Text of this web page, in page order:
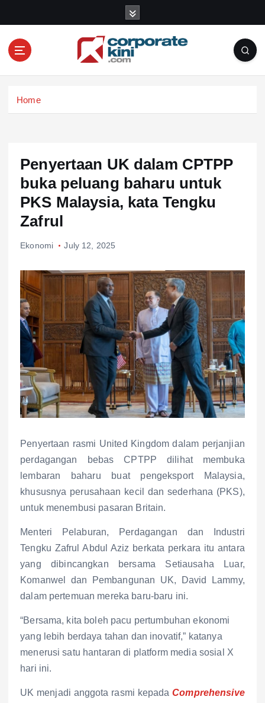
o
Home
Penyertaan UK dalam CPTPP
buka peluang baharu untuk
PKS Malaysia, kata Tengku
Zafrul
Ekonomi July 12, 2025
Penyertaan rasmi United Kingdom dalam perjanjian
perdagangan bebas CPTPP dilihat membuka
lembaran baharu buat pengeksport Malaysia,
khususnya perusahaan kecil dan sederhana (PKS),
untuk menembusi pasaran Britain.
Menteri Pelaburan, Perdagangan dan Industri
Tengku Zafrul Abdul Aziz berkata perkara itu antara
yang dibincangkan bersama Setiausaha Luar,
Komanwel dan Pembangunan UK, David Lammy,
dalam pertemuan mereka baru-baru ini.
“Bersama, kita boleh pacu pertumbuhan ekonomi
yang lebih berdaya tahan dan inovatif,” katanya
menerusi satu hantaran di platform media sosial X
hari ini.
UK menjadi anggota rasmi kepadaComprehensive